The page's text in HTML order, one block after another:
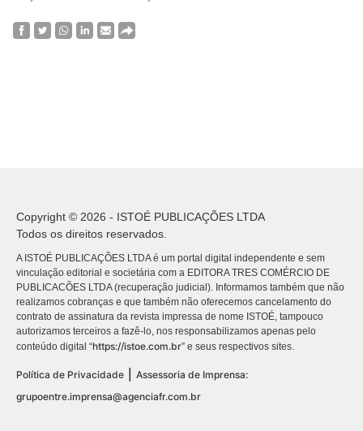
Copyright © 2026 - ISTOÉ PUBLICAÇÕES LTDA
Todos os direitos reservados.
A ISTOÉ PUBLICAÇÕES LTDA é um portal digital independente e sem
vinculação editorial e societária com a EDITORA TRES COMÉRCIO DE
PUBLICACÕES LTDA (recuperação judicial). Informamos também que não
realizamos cobranças e que também não oferecemos cancelamento do
contrato de assinatura da revista impressa de nome ISTOÉ, tampouco
autorizamos terceiros a fazê-lo, nos responsabilizamos apenas pelo
conteúdo digital “https://istoe.com.br” e seus respectivos sites.
Política de Privacidade
Assessoria de Imprensa:
grupoentre.imprensa@agenciafr.com.br